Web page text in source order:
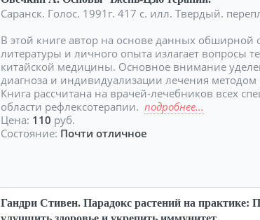
Саранск. Голос. 1991г. 417 с. илл. Твердый.
В этой книге автор на основе данных обширной
литературы и личного опыта излагает вопросы
китайской медицины. Основное внимание
диагноза и индивидуализации лечения
Книга рассчитана на врачей-лечебников всех
области рефлексотерапии.подробнее...
Цена: 110 руб.
Состояние: Почти отличное
Гандри Стивен. Парадокс растений на практике: